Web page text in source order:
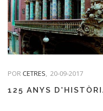
PORCETRES, 20-09-2017
125 ANYS